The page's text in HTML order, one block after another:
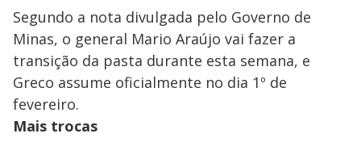
Segundo a nota divulgada pelo Governo de
Minas, o general Mario Araújo vai fazer a
transição da pasta durante esta semana, e
Greco assume oficialmente no dia 1º de
fevereiro.
Mais trocas